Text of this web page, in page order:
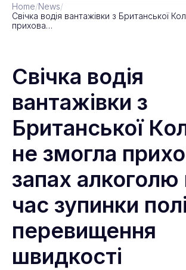
Home/News/
Свічка водія вантажівки з Британської
прихова…
Свічка водія
вантажівки з
Британської
не змогла
запах алкоголю
час зупинки
перевищення
швидкості